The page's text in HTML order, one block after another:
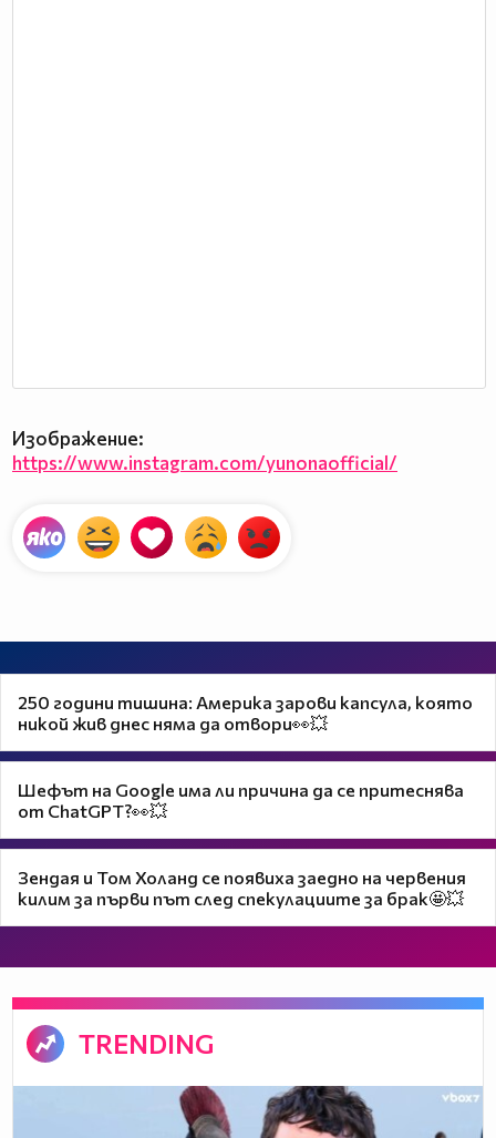
Изображение:
https://www.instagram.com/yunonaofficial/
250 години тишина: Америка зарови капсула, която
никой жив днес няма да отвори👀💥
Шефът на Google има ли причина да се притеснява
от ChatGPT?👀💥
Зендая и Том Холанд се появиха заедно на червения
килим за първи път след спекулациите за брак🤩💥
TRENDING